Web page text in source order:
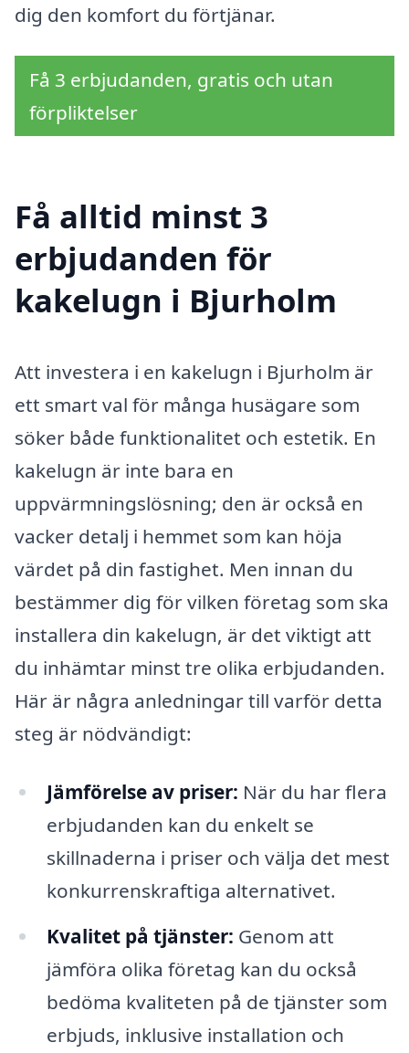
dig den komfort du förtjänar.
Få 3 erbjudanden, gratis och utan
förpliktelser
Få alltid minst 3
erbjudanden för
kakelugn i Bjurholm
Att investera i en kakelugn i Bjurholm är
ett smart val för många husägare som
söker både funktionalitet och estetik. En
kakelugn är inte bara en
uppvärmningslösning; den är också en
vacker detalj i hemmet som kan höja
värdet på din fastighet. Men innan du
bestämmer dig för vilken företag som ska
installera din kakelugn, är det viktigt att
du inhämtar minst tre olika erbjudanden.
Här är några anledningar till varför detta
steg är nödvändigt:
Jämförelse av priser: När du har flera
erbjudanden kan du enkelt se
skillnaderna i priser och välja det mest
konkurrenskraftiga alternativet.
Kvalitet på tjänster: Genom att
jämföra olika företag kan du också
bedöma kvaliteten på de tjänster som
erbjuds, inklusive installation och